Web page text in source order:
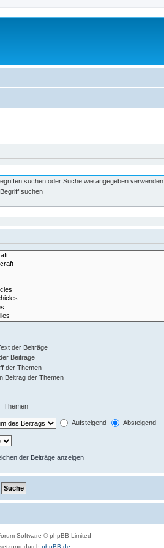
suchen oder Suche wie angegeben verwenden
suchen
der Beiträge
Beiträge
der Themen
Beitrag der Themen
Themen
Aufsteigend Absteigend
der Beiträge anzeigen
Software © phpBB Limited
durch phpBB.de